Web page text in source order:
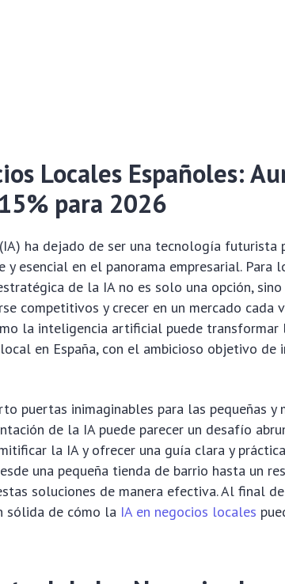
Locales Españoles:
para 2026
ha dejado de ser una tecnología futurista
y esencial en el panorama empresarial. Para
de la IA no es solo una opción, sino
competitivos y crecer en un mercado cada
la inteligencia artificial puede transformar
en España, con el ambicioso objetivo de
puertas inimaginables para las pequeñas y
de la IA puede parecer un desafío
la IA y ofrecer una guía clara y
una pequeña tienda de barrio hasta un
soluciones de manera efectiva. Al final
sólida de cómo la IA en negocios locales